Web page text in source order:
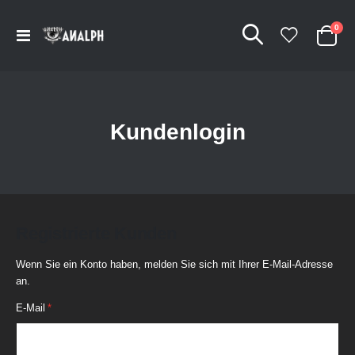
Navigation
Cart
0
Kundenlogin
Wenn Sie ein Konto haben, melden Sie sich mit Ihrer E-Mail-Adresse
an.
E-Mail